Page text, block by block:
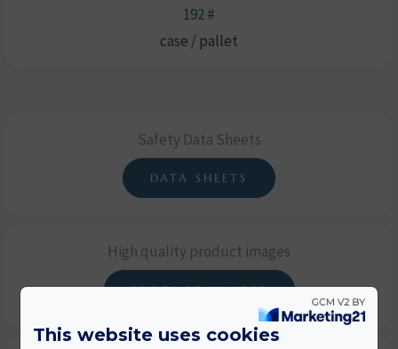
192 #
case / pallet
Safety Data Sheets
DATA SHEETS
High quality product images
PRODUCT IMAGES
This website uses cookies